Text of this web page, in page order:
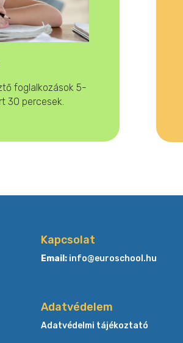
foglalkozások 5-
30 percesek.
Kapcsolat
Email: info@euroschool.hu
Adatvédelem
Adatvédelmi tájékoztató